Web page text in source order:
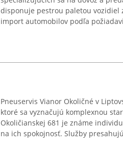
disponuje pestrou paletou
import automobilov podľa
Pneuservis Vianor Okoličné v
ktoré sa vyznačujú komplexnou
Okoličianskej 681 je známe
na ich spokojnosť. Služby